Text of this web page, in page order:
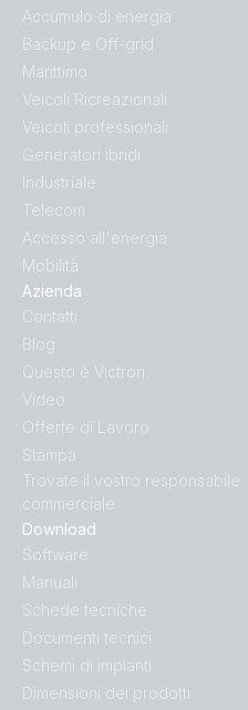
Download
Software
Manuali
Schede tecniche
Documenti tecnici
Schemi di impianti
Dimensioni dei prodotti
Accumulo di energia
Backup e Off-grid
Marittimo
Veicoli Ricreazionali
Veicoli professionali
Generatori ibridi
Industriale
Telecom
Accesso all'energia
Mobilità
Azienda
Contatti
Blog
Questo è Victron
Video
Offerte di Lavoro
Stampa
Trovate il vostro responsabile
commerciale